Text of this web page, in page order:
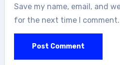
Save my name, email, and
for the next time I comment.